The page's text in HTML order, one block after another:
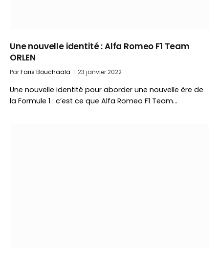
Une nouvelle identité : Alfa Romeo F1 Team
ORLEN
ParFaris Bouchaala 23 janvier 2022
Une nouvelle identité pour aborder une nouvelle ère de
la Formule 1 : c’est ce que Alfa Romeo F1 Team…